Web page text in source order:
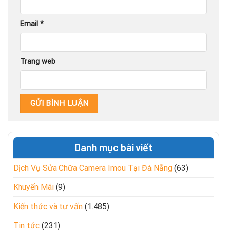
Email *
Trang web
Danh mục bài viết
Dịch Vụ Sửa Chữa Camera Imou Tại Đà Nẵng (63)
Khuyến Mãi (9)
Kiến thức và tư vấn (1.485)
Tin tức (231)